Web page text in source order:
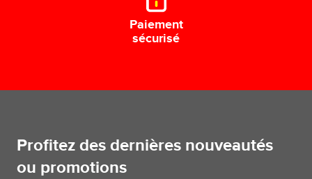
Paiement
sécurisé
Profitez des dernières nouveautés
ou promotions